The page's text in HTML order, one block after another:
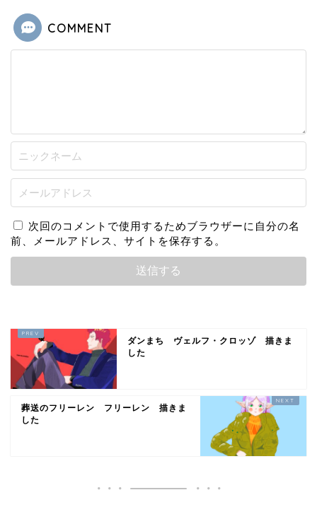
COMMENT
次回のコメントで使用するためブラウザーに自分の名
前、メールアドレス、サイトを保存する。
ダンまち ヴェルフ・クロッゾ 描きま
した
葬送のフリーレン フリーレン 描きま
した